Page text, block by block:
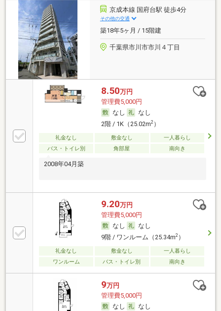
京成本線 国府台駅 徒歩4分
その他の交通
築18年5ヶ月 / 15階建
千葉県市川市市川４丁目
8.50万円
管理費5,000円
なし
なし
2階 / 1K（25.02m2）
礼金なし 敷金なし
一人暮らし
バス・トイレ別
角部屋 南向き
2008年04月築
9.20万円
管理費5,000円
なし
なし
9階 / ワンルーム（25.34m2）
礼金なし 敷金なし
一人暮らし
ワンルーム
バス・トイレ別 南向き
9万円
管理費5,000円
なし
なし